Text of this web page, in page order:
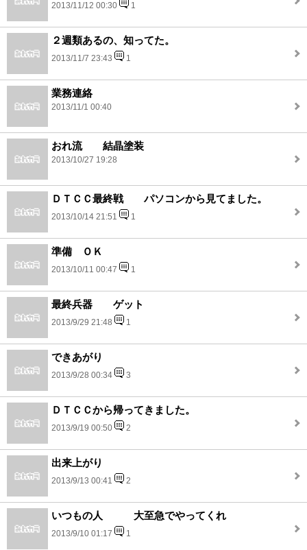
2013/11/12 00:30 1
２週類あるの、知ってた。
2013/11/7 23:43 1
業務連絡
2013/11/1 00:40
おれ流 結晶塗装
2013/10/27 19:28
ＤＴＣＣ最終戦 パソコンから見てました。
2013/10/14 21:51 1
準備 ＯＫ
2013/10/11 00:47 1
最終兵器 ゲット
2013/9/29 21:48 1
できあがり
2013/9/28 00:34 3
ＤＴＣＣから帰ってきました。
2013/9/19 00:50 2
出来上がり
2013/9/13 00:41 2
いつもの人 大至急でやってくれ
2013/9/10 01:17 1